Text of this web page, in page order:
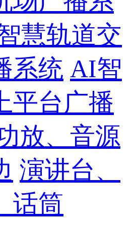
慧轨道交
系统 AI智
平台广播
放、音源
演讲台、
话筒